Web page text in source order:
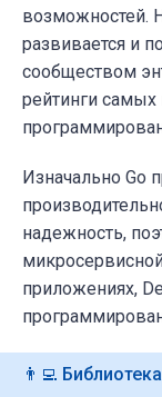
возможностей.
развивается и
сообществом
рейтинги
Изначально Go
надежность,
приложениях,
👨‍💻